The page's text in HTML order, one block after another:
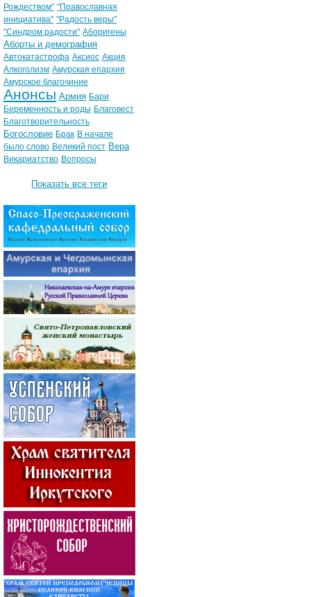
Рождеством" "Православная
инициатива" "Радость веры"
"Синдром радости" Аборигены
Аборты и демография
Автокатастрофа Аксиос Акция
Алкоголизм Амурская епархия
Амурское благочиние
Анонсы Армия Бари
Беременность и роды Благовест
Благотворительность
Богословие Брак В начале
было слово Великий пост Вера
Викариатство Вопросы
Показать все теги